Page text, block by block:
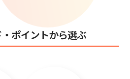
ポイントから選ぶ